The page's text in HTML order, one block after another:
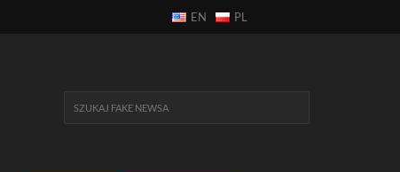
EN PL